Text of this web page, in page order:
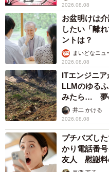
2026.08.08
お盆明けは
したい「離
ントは？
まいどなニュ
2026.08.08
ITエンジニ
LLMのゆる
みたら… 夢
るか井二 かける
2026.08.08
プチバズし
かり電話番
友人 慰謝料
解説】